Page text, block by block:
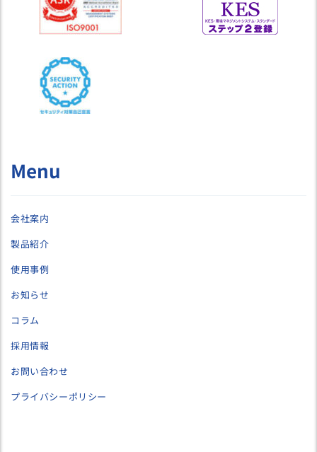
Menu
会社案内
製品紹介
使用事例
お知らせ
コラム
採用情報
お問い合わせ
プライバシーポリシー